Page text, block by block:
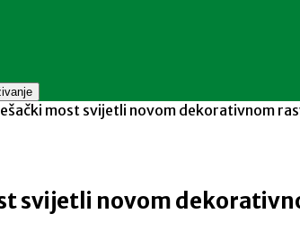
most svijetli novom dekorativnom
svijetli novom